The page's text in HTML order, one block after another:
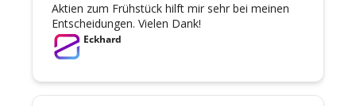
Aktien zum Frühstück hilft mir sehr bei meinen
Entscheidungen. Vielen Dank!
Eckhard